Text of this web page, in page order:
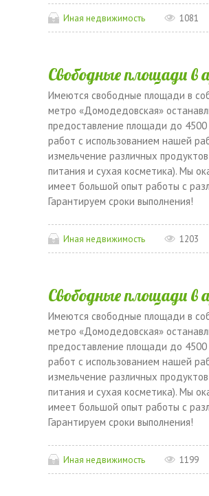
Иная недвижимость 1081
Свободные площади в
Имеются свободные площади в
метро «Домодедовская»
предоставление площади до
работ с использованием нашей
измельчение различных
питания и сухая косметика). Мы
имеет большой опыт работы с
Гарантируем сроки выполнения!
Иная недвижимость 1203
Свободные площади в
Имеются свободные площади в
метро «Домодедовская»
предоставление площади до
работ с использованием нашей
измельчение различных
питания и сухая косметика). Мы
имеет большой опыт работы с
Гарантируем сроки выполнения!
Иная недвижимость 1199